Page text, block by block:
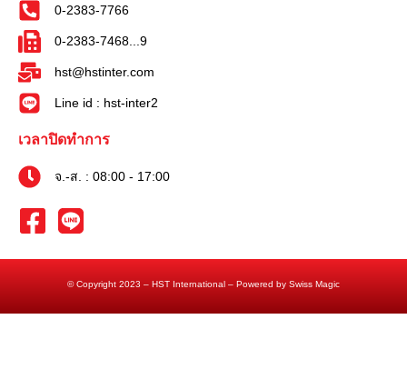
0-2383-7766
0-2383-7468...9
hst@hstinter.com
Line id : hst-inter2
เวลาปิดทำการ
จ.-ส. : 08:00 - 17:00
© Copyright 2023 – HST International – Powered by Swiss Magic